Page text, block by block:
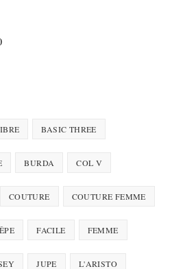
BASIC THREE
BURDA COL V
COUTURE COUTURE FEMME
FACILE FEMME
JUPE L'ARISTO